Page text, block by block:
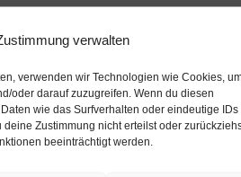
verwalten
verwenden wir Technologien wie Cookies,
oder darauf zuzugreifen. Wenn du diesen
wie das Surfverhalten oder eindeutige IDs
Zustimmung nicht erteilst oder
beeinträchtigt werden.
am 01.06.25.
in diesem Jahr in
dem Bürgerzentrum in der
Weil in der
an allen Stationen
für Stadtentwicklung, eine
der Radtrassen, die alle